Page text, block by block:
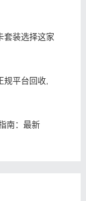
套装选择这家
规平台回收,
南：最新